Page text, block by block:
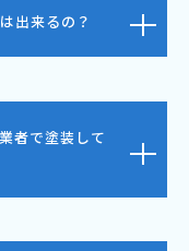
出来るの？
者で塗装して